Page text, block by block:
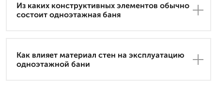
Из каких конструктивных элементов обычно
состоит одноэтажная баня
Как влияет материал стен на эксплуатацию
одноэтажной бани